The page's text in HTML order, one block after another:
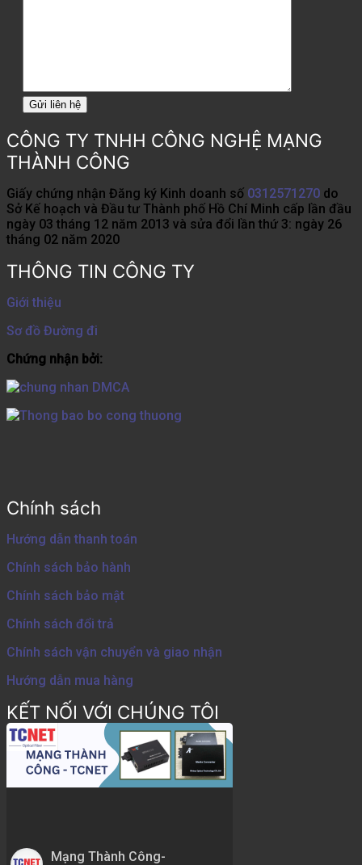
CÔNG TY TNHH CÔNG NGHỆ MẠNG
THÀNH CÔNG
Giấy chứng nhận Đăng ký Kinh doanh số 0312571270 do
Sở Kế hoạch và Đầu tư Thành phố Hồ Chí Minh cấp lần đầu
ngày 03 tháng 12 năm 2013 và sửa đổi lần thứ 3: ngày 26
tháng 02 năm 2020
THÔNG TIN CÔNG TY
Giới thiệu
Sơ đồ Đường đi
Chứng nhận bởi:
Chính sách
Hướng dẫn thanh toán
Chính sách bảo hành
Chính sách bảo mật
Chính sách đổi trả
Chính sách vận chuyển và giao nhận
Hướng dẫn mua hàng
KẾT NỐI VỚI CHÚNG TÔI
Mạng Thành Công-